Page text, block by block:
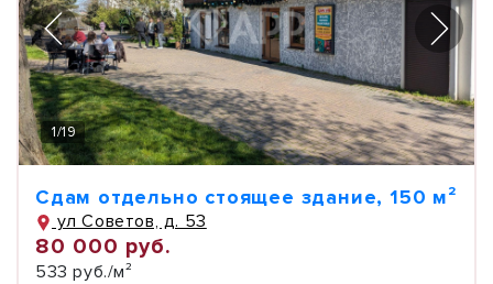
1/19
Сдам отдельно стоящее здание, 150 м²
ул Советов, д. 53
80 000 руб.
533 руб./м²